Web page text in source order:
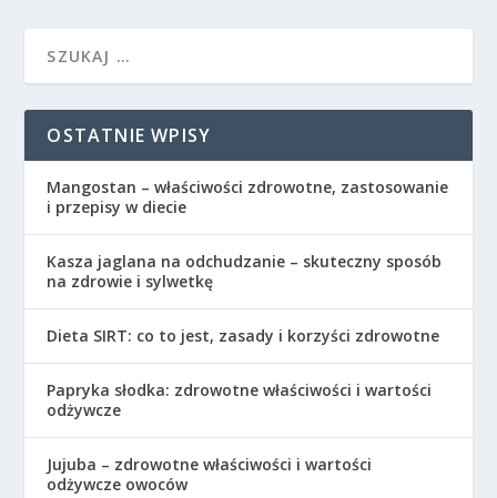
OSTATNIE WPISY
Mangostan – właściwości zdrowotne, zastosowanie
i przepisy w diecie
Kasza jaglana na odchudzanie – skuteczny sposób
na zdrowie i sylwetkę
Dieta SIRT: co to jest, zasady i korzyści zdrowotne
Papryka słodka: zdrowotne właściwości i wartości
odżywcze
Jujuba – zdrowotne właściwości i wartości
odżywcze owoców